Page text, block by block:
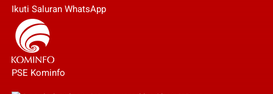
Ikuti Saluran WhatsApp
PSE Kominfo